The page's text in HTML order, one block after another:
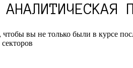
АНАЛИТИЧЕСКАЯ
вы не только были в курсе